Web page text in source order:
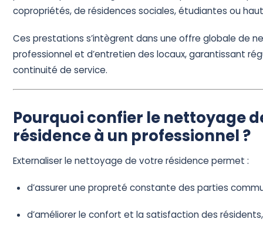
copropriétés, de résidences sociales, étudiantes ou
Ces prestations s’intègrent dans une offre globale de
professionnel et d’entretien des locaux, garantissant
continuité de service.
Pourquoi confier le nettoyage
résidence à un professionnel ?
Externaliser le nettoyage de votre résidence permet :
d’assurer une propreté constante des parties
d’améliorer le confort et la satisfaction des résidents,